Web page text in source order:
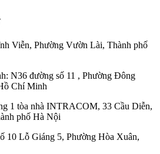
Viễn, Phường Vườn Lài, Thành phố
N36 đường số 11 , Phường Đông
Chí Minh
1 tòa nhà INTRACOM, 33 Cầu Diễn,
phố Hà Nội
10 Lỗ Giáng 5, Phường Hòa Xuân,